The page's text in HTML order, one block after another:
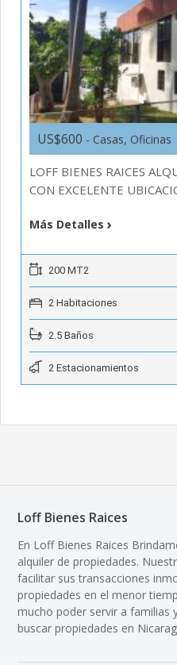
US$600 - Casas, Oficinas
LOFF BIENES RAICES
CON EXCELENTE
Más Detalles
200 MT2
2 Habitaciones
2.5 Baños
2 Estacionamientos
Loff Bienes Raices
En Loff Bienes Raices
alquiler de propiedades.
facilitar sus transacciones
propiedades en el menor
mucho poder servir a familias
buscar propiedades en